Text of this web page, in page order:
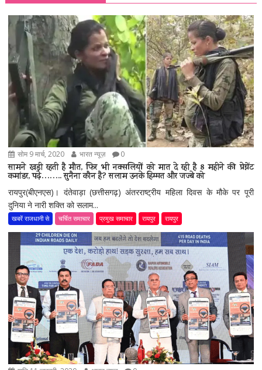
सोम 9 मार्च, 2020 भारत न्यूज़ 0
सामने खड़ी रहती है मौत, फिर भी नक्सलियों को मात दे रही है 8 महीने की प्रेग्नेंट
कमांडर, पढ़े…….. सुनैना कौन है? सलाम उनके हिम्मत और जज्बे को
रायपुर(बीएनएस)। दंतेवाड़ा (छत्तीसगढ़) अंतरराष्ट्रीय महिला दिवस के मौके पर पूरी
दुनिया ने नारी शक्ति को सलाम...
खबरें राजधानी से चर्चित समाचार प्रमुख समाचार रायपुर रायपुर